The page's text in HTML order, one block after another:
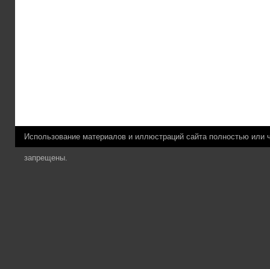
Использование материалов и иллюстраций сайта полностью
запрещены.